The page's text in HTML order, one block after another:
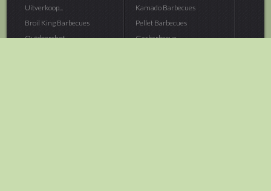
Uitverkoop...
Broil King Barbecues
Outdoorchef...
Kamado Barbecues
Pellet Barbecues
Gasbarbecue